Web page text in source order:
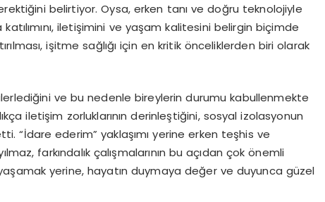
belirtiyor. Oysa, erken tanı ve doğru teknolojiyle
iletişimini ve yaşam kalitesini belirgin biçimde
işitme sağlığı için en kritik önceliklerden biri olarak
ve bu nedenle bireylerin durumu kabullenmekte
iletişim zorluklarının derinleştiğini, sosyal izolasyonun
“İdare ederim” yaklaşımı yerine erken teşhis ve
farkındalık çalışmalarının bu açıdan çok önemli
yerine, hayatın duymaya değer ve duyunca güzel